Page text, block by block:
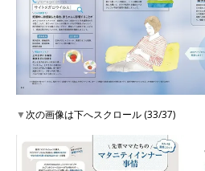
▼次の画像は下へスクロール (33/37)